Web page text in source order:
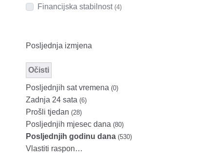
Financijska stabilnost (4)
Posljednja izmjena
Očisti
Posljednjih sat vremena (0)
Zadnja 24 sata (6)
Prošli tjedan (28)
Posljednjih mjesec dana (80)
Posljednjih godinu dana (530)
Vlastiti raspon…